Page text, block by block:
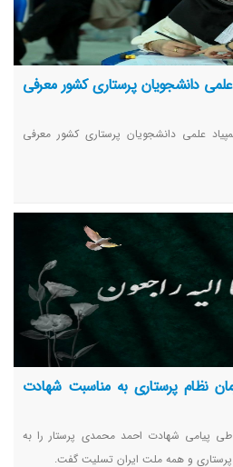
علمی دانشجویان پرستاری کشور معرفی
علمی دانشجویان پرستاری کشور معرفی
نظام پرستاری به مناسبت شهادت
پیامی شهادت احمد محمدی پرستار را به
پرستاری و همه ملت ایران تسلیت گفت.